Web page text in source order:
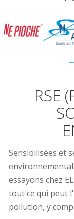
RSE
Sensibilisées et
essayons chez
tout ce qui peut
pollution, y